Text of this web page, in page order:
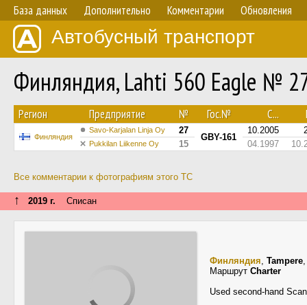
База данных Дополнительно Комментарии Обновления
Автобусный транспорт
Финляндия, Lahti 560 Eagle №
Регион Предприятие № Гос.№ С...
Финляндия
Savo-Karjalan Linja Oy 27
GBY-161
10.2005
Pukkilan Liikenne Oy 15 04.1997
Все комментарии к фотографиям этого ТС
↑ 2019 г. Списан
Финляндия, Tampere,
Маршрут Charter
Used second-hand